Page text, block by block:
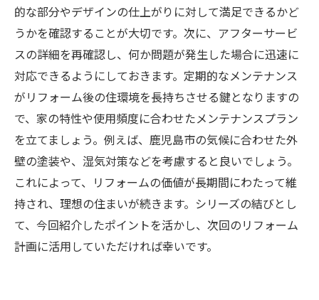
的な部分やデザインの仕上がりに対して満足できるかど
うかを確認することが大切です。次に、アフターサービ
スの詳細を再確認し、何か問題が発生した場合に迅速に
対応できるようにしておきます。定期的なメンテナンス
がリフォーム後の住環境を長持ちさせる鍵となりますの
で、家の特性や使用頻度に合わせたメンテナンスプラン
を立てましょう。例えば、鹿児島市の気候に合わせた外
壁の塗装や、湿気対策などを考慮すると良いでしょう。
これによって、リフォームの価値が長期間にわたって維
持され、理想の住まいが続きます。シリーズの結びとし
て、今回紹介したポイントを活かし、次回のリフォーム
計画に活用していただければ幸いです。